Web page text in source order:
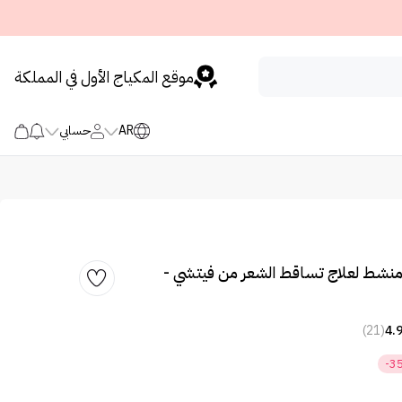
موقع المكياج الأول في المملكة
AR حسابي
لعلاج تساقط الشعر من فيتشي -
4.9
(21)
-